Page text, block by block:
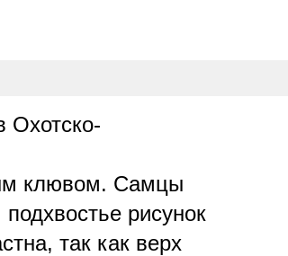
Охотско-
клювом. Самцы
рисунок
так как верх